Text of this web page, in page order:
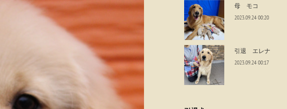
母 モコ
2023.09.24 00:20
引退 エレナ
2023.09.24 00:17